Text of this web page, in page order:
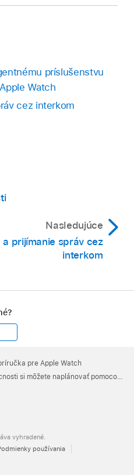
príslušenstvu
Watch
cez interkom
Nasledujúce
a prijímanie správ cez
interkom
pre Apple Watch
pomocou funkcie Prognóza siete Apple Watch (len v USA)
vyhradené.
používania